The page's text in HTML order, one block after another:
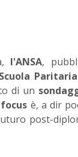
l'ANSA,
Scuola
di un
è, a dir
post-